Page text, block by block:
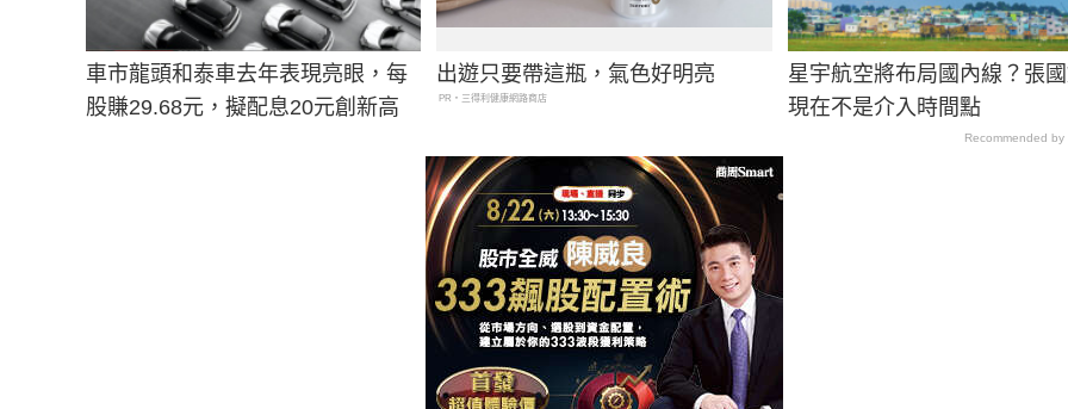
車市龍頭和泰車去年表現亮眼，每
股賺29.68元，擬配息20元創新高
出遊只要帶這瓶，氣色好明亮
PR・三得利健康網路商店
星宇航空將布局國內線？張
現在不是介入時間點
Recommended by